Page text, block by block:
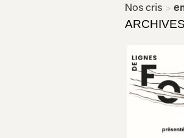
Nos cris >